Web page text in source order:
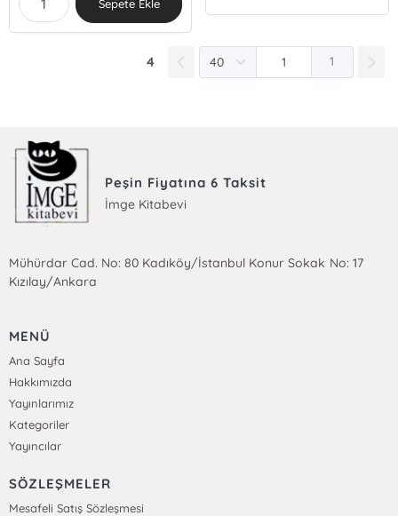
Sepete Ekle
4 1
Peşin Fiyatına 6 Taksit
İmge Kitabevi
Mühürdar Cad. No: 80 Kadıköy/İstanbul Konur Sokak No: 17
Kızılay/Ankara
MENÜ
Ana Sayfa
Hakkımızda
Yayınlarımız
Kategoriler
Yayıncılar
SÖZLEŞMELER
Mesafeli Satış Sözleşmesi